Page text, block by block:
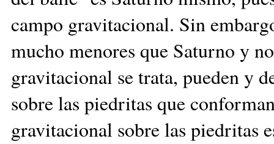
campo gravitacional. Sin
mucho menores que Saturno y
gravitacional se trata, pueden y
sobre las piedritas que
gravitacional sobre las piedritas